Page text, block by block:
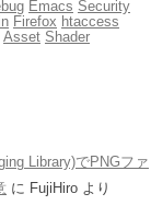
Emacs Security
Firefox htaccess
Asset Shader
Library)でPNGファ
に FujiHiro より